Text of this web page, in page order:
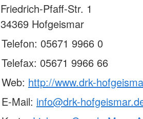
Friedrich-Pfaff-Str. 1
34369 Hofgeismar
Telefon: 05671 9966 0
Telefax: 05671 9966 66
Web: http://www.drk-
E-Mail: info@drk-